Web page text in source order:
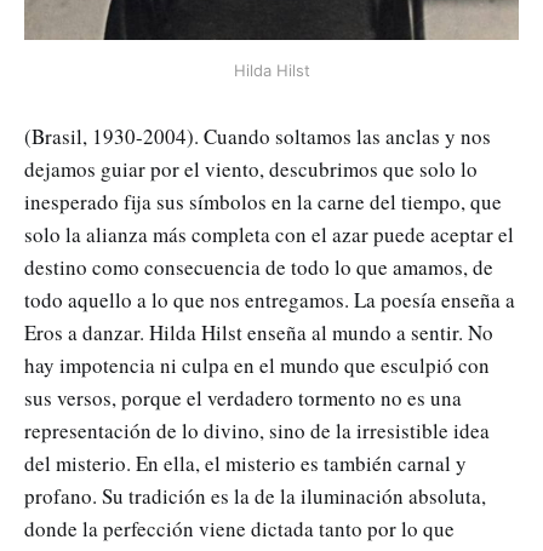
Hilda Hilst
(Brasil, 1930-2004). Cuando soltamos las anclas y nos
dejamos guiar por el viento, descubrimos que solo lo
inesperado fija sus símbolos en la carne del tiempo, que
solo la alianza más completa con el azar puede aceptar el
destino como consecuencia de todo lo que amamos, de
todo aquello a lo que nos entregamos. La poesía enseña a
Eros a danzar. Hilda Hilst enseña al mundo a sentir. No
hay impotencia ni culpa en el mundo que esculpió con
sus versos, porque el verdadero tormento no es una
representación de lo divino, sino de la irresistible idea
del misterio. En ella, el misterio es también carnal y
profano. Su tradición es la de la iluminación absoluta,
donde la perfección viene dictada tanto por lo que